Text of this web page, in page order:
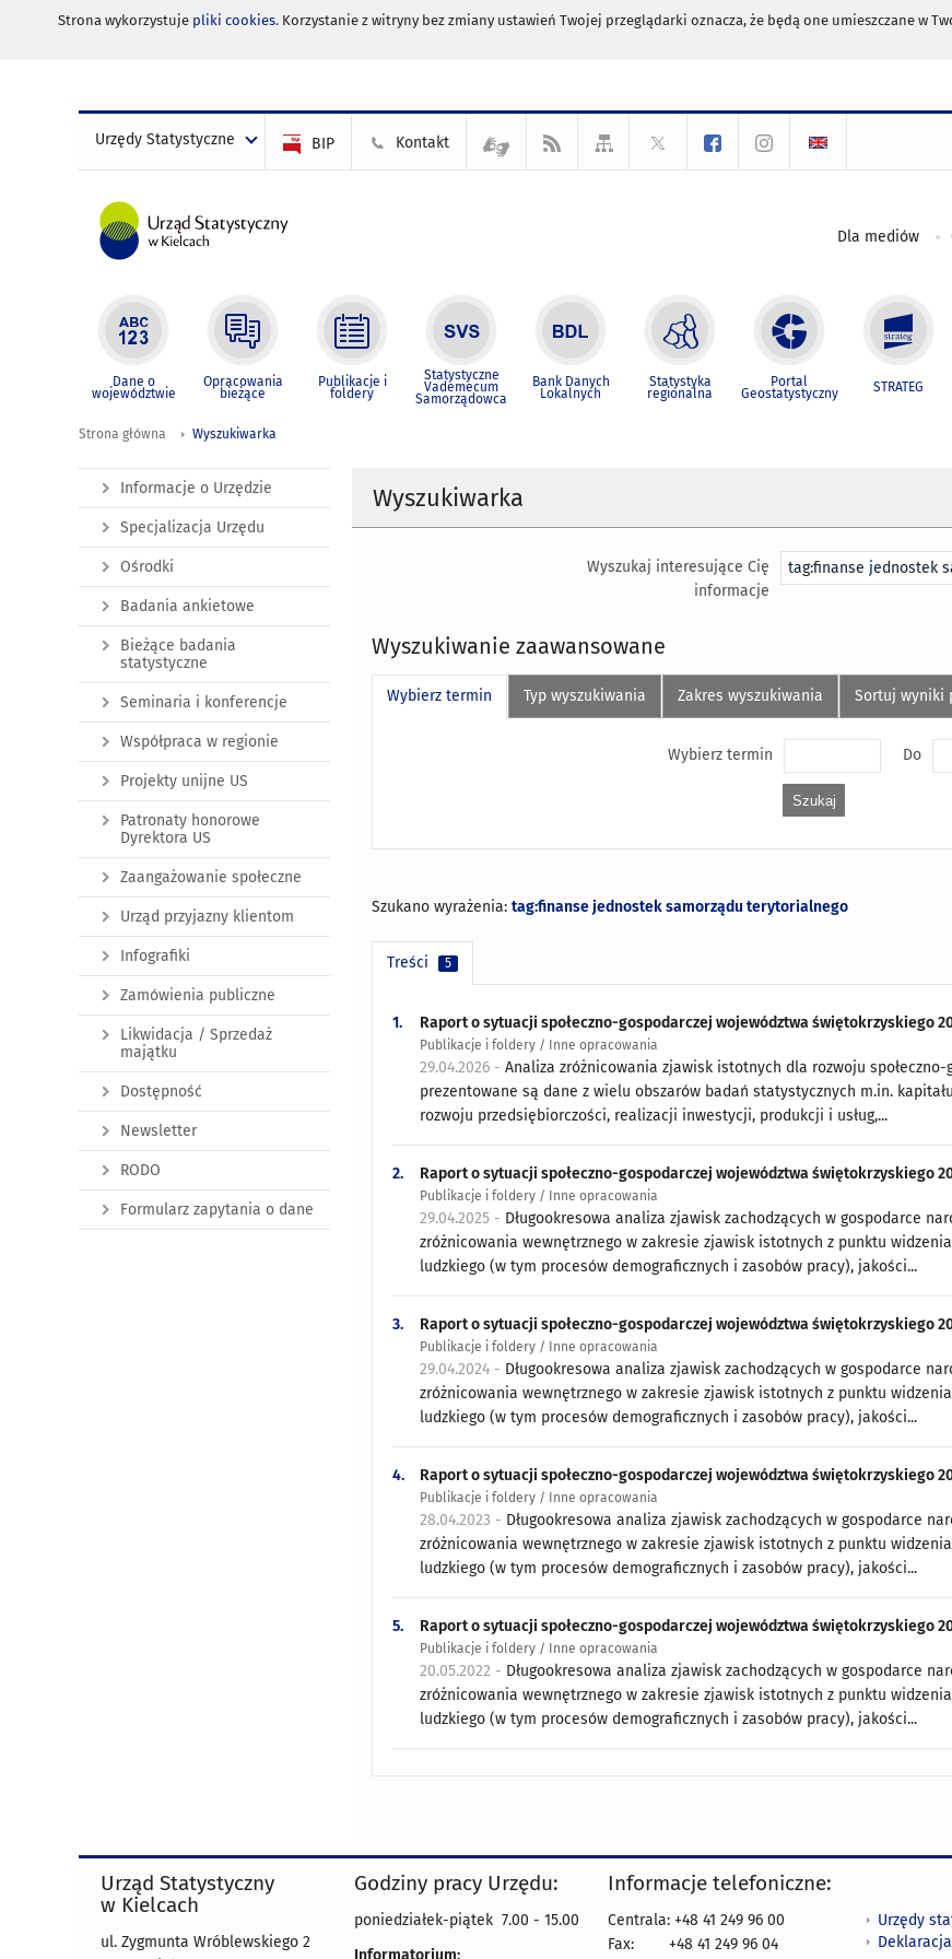
Strona wykorzystuje pliki cookies. Korzystanie z witryny bez zmiany ustawień Twojej przeglądarki oznacza, że będą one umieszczane w
Urzędy Statystyczne BIP Kontakt
Dla mediów
Dane o
województwie
Opracowania
bieżące
Publikacje i
foldery
Statystyczne
Vademecum
Samorządowca
Bank Danych
Lokalnych
Statystyka
regionalna
Portal
Geostatystyczny STRATEG
Strona główna Wyszukiwarka
Wyszukiwarka
Wyszukaj interesujące Cię
informacje
Wyszukiwanie zaawansowane
Wybierz termin Typ wyszukiwania Zakres wyszukiwania Sortuj wyniki
Wybierz termin Do
Szukano wyrażenia:tag:finanse jednostek samorządu terytorialnego
Treści 5
1. Raport o sytuacji społeczno-gospodarczej województwa świętokrzyskiego
Publikacje i foldery / Inne opracowania
29.04.2026 -Analiza zróżnicowania zjawisk istotnych dla rozwoju
prezentowane są dane z wielu obszarów badań statystycznych m.in.
rozwoju przedsiębiorczości, realizacji inwestycji, produkcji i usług,...
2. Raport o sytuacji społeczno-gospodarczej województwa świętokrzyskiego
Publikacje i foldery / Inne opracowania
29.04.2025 - Długookresowa analiza zjawisk zachodzących w gospodarce
zróżnicowania wewnętrznego w zakresie zjawisk istotnych z punktu
ludzkiego (w tym procesów demograficznych i zasobów pracy), jakości...
3. Raport o sytuacji społeczno-gospodarczej województwa świętokrzyskiego
Publikacje i foldery / Inne opracowania
29.04.2024 - Długookresowa analiza zjawisk zachodzących w gospodarce
zróżnicowania wewnętrznego w zakresie zjawisk istotnych z punktu
ludzkiego (w tym procesów demograficznych i zasobów pracy), jakości...
4. Raport o sytuacji społeczno-gospodarczej województwa świętokrzyskiego
Publikacje i foldery / Inne opracowania
28.04.2023 - Długookresowa analiza zjawisk zachodzących w gospodarce
zróżnicowania wewnętrznego w zakresie zjawisk istotnych z punktu
ludzkiego (w tym procesów demograficznych i zasobów pracy), jakości...
5. Raport o sytuacji społeczno-gospodarczej województwa świętokrzyskiego
Publikacje i foldery / Inne opracowania
20.05.2022 - Długookresowa analiza zjawisk zachodzących w gospodarce
zróżnicowania wewnętrznego w zakresie zjawisk istotnych z punktu
ludzkiego (w tym procesów demograficznych i zasobów pracy), jakości...
Informacje o Urzędzie
Specjalizacja Urzędu
Ośrodki
Badania ankietowe
Bieżące badania
statystyczne
Seminaria i konferencje
Współpraca w regionie
Projekty unijne US
Patronaty honorowe
Dyrektora US
Zaangażowanie społeczne
Urząd przyjazny klientom
Infografiki
Zamówienia publiczne
Likwidacja / Sprzedaż
majątku
Dostępność
Newsletter
RODO
Formularz zapytania o dane
Urząd Statystyczny
w Kielcach
ul. Zygmunta Wróblewskiego 2
Godziny pracy Urzędu:
poniedziałek-piątek 7.00 - 15.00
Informacje telefoniczne:
Centrala: +48 41 249 96 00
Fax:
+48 41 249 96 04
Urzędy